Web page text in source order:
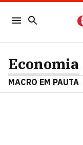
Economia
MACRO EM PAUTA